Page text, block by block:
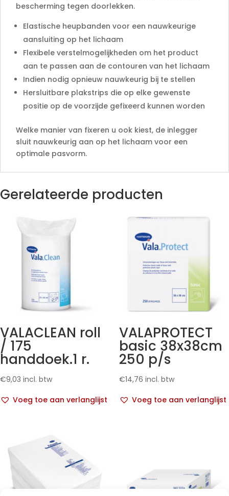
bescherming tegen doorlekken.
Elastische heupbanden voor een nauwkeurige
aansluiting op het lichaam
Flexibele verstelmogelijkheden om het product
aan te passen aan de contouren van het lichaam
Indien nodig opnieuw nauwkeurig bij te stellen
Hersluitbare plakstrips die op elke gewenste
positie op de voorzijde gefixeerd kunnen worden
Welke manier van fixeren u ook kiest, de inlegger
sluit nauwkeurig aan op het lichaam voor een
optimale pasvorm.
Gerelateerde producten
VALACLEAN roll
/ 175
handdoek.1 r.
€9,03 incl. btw
Voeg toe aan verlanglijst
VALAPROTECT
basic 38x38cm
250 p/s
€14,76 incl. btw
Voeg toe aan verlanglijst